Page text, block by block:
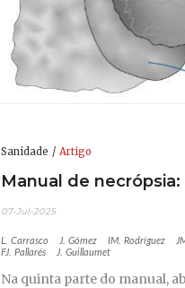
Sanidade Artigo
Manual de
07-Jul-2025
L. Carrasco J. Gómez IM. Rodríguez
FJ. Pallarés
J. Guillaumet
Na quinta parte do manual,